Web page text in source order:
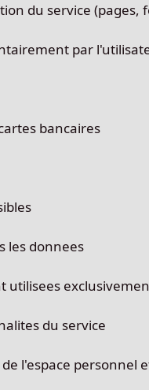
du service
par
bancaires
les donnees
utilisees
du service
l'espace personnel